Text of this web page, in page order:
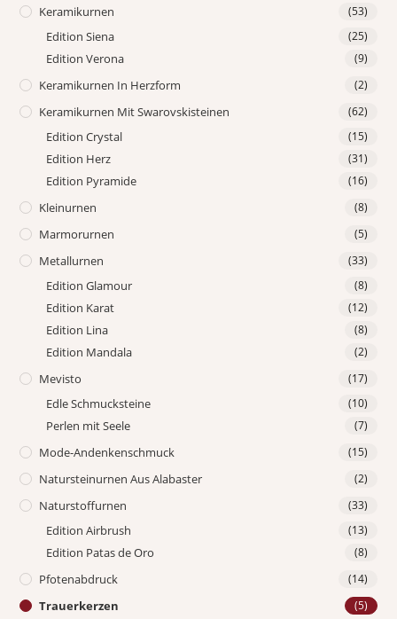
Keramikurnen (53)
Edition Siena (25)
Edition Verona (9)
Keramikurnen In Herzform (2)
Keramikurnen Mit Swarovskisteinen (62)
Edition Crystal (15)
Edition Herz (31)
Edition Pyramide (16)
Kleinurnen (8)
Marmorurnen (5)
Metallurnen (33)
Edition Glamour (8)
Edition Karat (12)
Edition Lina (8)
Edition Mandala (2)
Mevisto (17)
Edle Schmucksteine (10)
Perlen mit Seele (7)
Mode-Andenkenschmuck (15)
Natursteinurnen Aus Alabaster (2)
Naturstoffurnen (33)
Edition Airbrush (13)
Edition Patas de Oro (8)
Pfotenabdruck (14)
Trauerkerzen (5)